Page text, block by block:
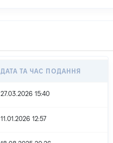
ДАТА ТА ЧАС ПОДАННЯ
27.03.2026 15:40
11.01.2026 12:57